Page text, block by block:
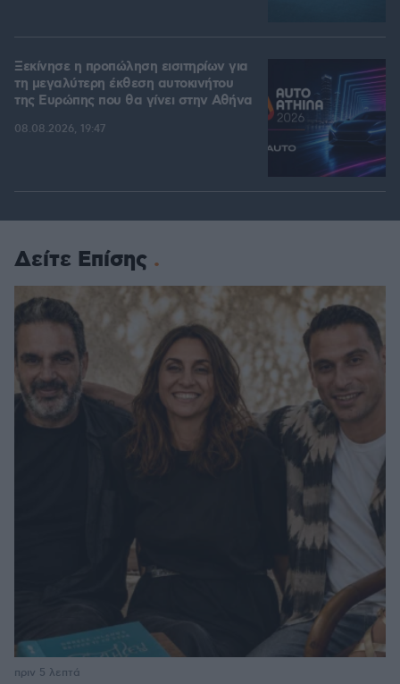
Ξεκίνησε η προπώληση εισιτηρίων για
τη μεγαλύτερη έκθεση αυτοκινήτου
της Ευρώπης που θα γίνει στην Αθήνα
08.08.2026, 19:47
Δείτε Επίσης
πριν 5 λεπτά